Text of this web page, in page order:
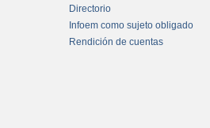
Directorio
Infoem como sujeto obligado
Rendición de cuentas